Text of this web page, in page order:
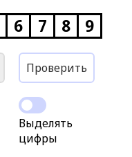
6 7 8 9
Проверить
Выделять
цифры